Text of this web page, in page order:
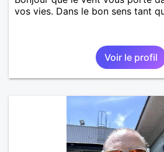
vos vies. Dans le bon sens tant
Voir le profil